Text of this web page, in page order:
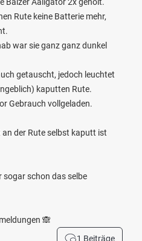
Rute keine Batterie mehr,
war sie ganz ganz dunkel
getauscht, jedoch leuchtet
kaputten Rute.
Gebrauch vollgeladen.
der Rute selbst kaputt ist
sogar schon das selbe
🙈
1 Beiträge